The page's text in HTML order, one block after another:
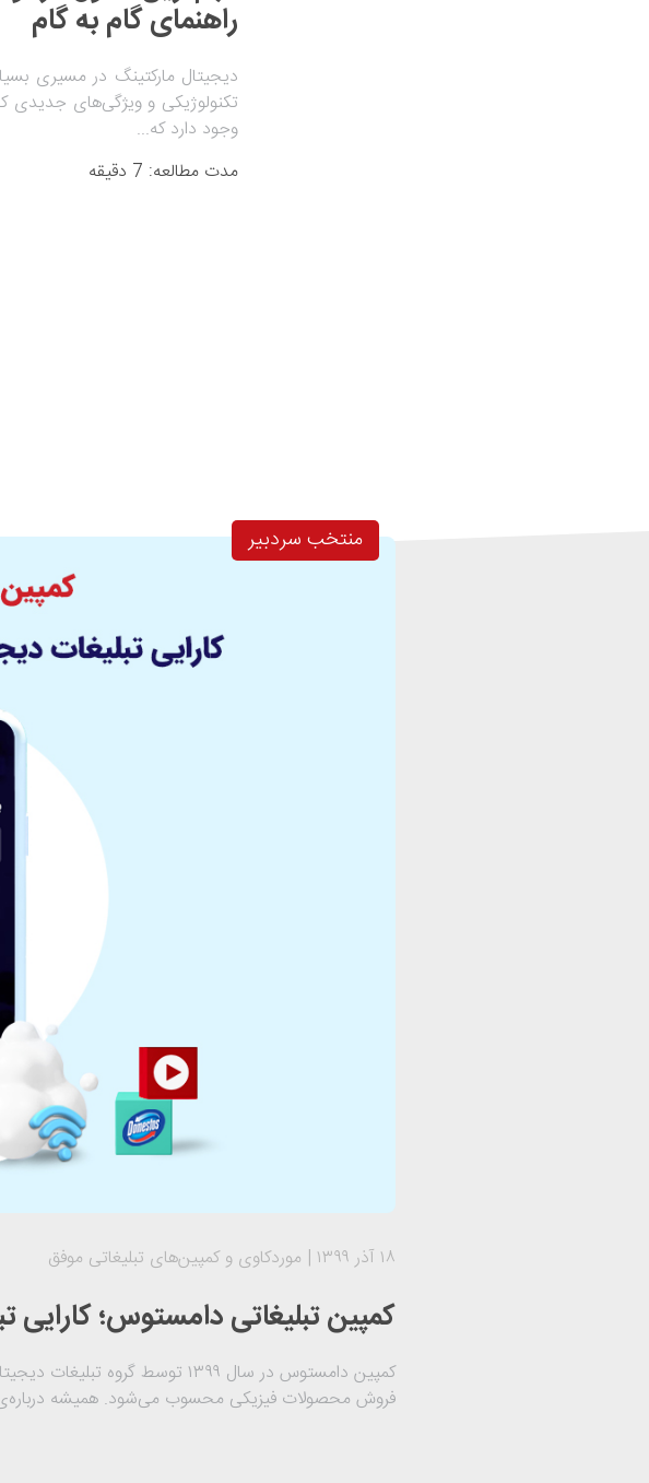
راهنمای گام به گام
دیجیتال مارکتینگ در مسیری
تکنولوژیکی و ویژگی‌های جدیدی
وجود دارد که...
مدت مطالعه: 7 دقیقه
منتخب سردبیر
۱۸ آذر ۱۳۹۹ موردکاوی و کمپین‌های تبلیغاتی موفق
کمپین تبلیغاتی دامستوس؛
کمپین دامستوس در سال ۱۳۹۹
فروش محصولات فیزیکی محسوب می‌شود. همیشه درباره‌ی